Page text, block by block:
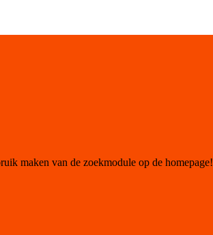
maken van de zoekmodule op de homepage!